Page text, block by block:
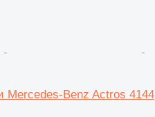
Mercedes-Benz Actros 4144